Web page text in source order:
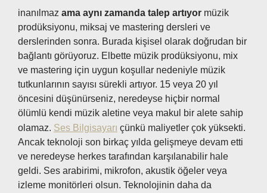
inanılmaz ama aynı zamanda talep artıyor müzik
prodüksiyonu, miksaj ve mastering dersleri ve
derslerinden sonra. Burada kişisel olarak doğrudan bir
bağlantı görüyoruz. Elbette müzik prodüksiyonu, mix
ve mastering için uygun koşullar nedeniyle müzik
tutkunlarının sayısı sürekli artıyor. 15 veya 20 yıl
öncesini düşünürseniz, neredeyse hiçbir normal
ölümlü kendi müzik aletine veya makul bir alete sahip
olamaz. Ses Bilgisayarı çünkü maliyetler çok yüksekti.
Ancak teknoloji son birkaç yılda gelişmeye devam etti
ve neredeyse herkes tarafından karşılanabilir hale
geldi. Ses arabirimi, mikrofon, akustik öğeler veya
izleme monitörleri olsun. Teknolojinin daha da